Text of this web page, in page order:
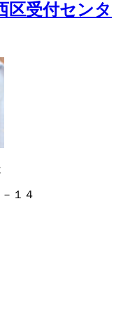
区受付センタ
１４